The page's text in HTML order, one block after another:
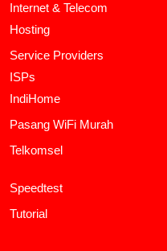
Internet & Telecom
Hosting
Service Providers
ISPs
IndiHome
Pasang WiFi Murah
Telkomsel
Speedtest
Tutorial